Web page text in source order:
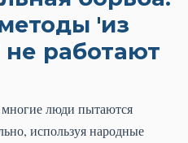
'из
не работают
люди пытаются
используя народные